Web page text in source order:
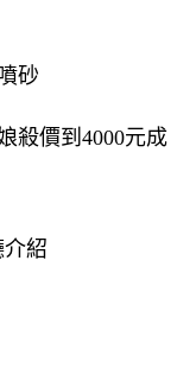
砂
殺價到4000元成
紹